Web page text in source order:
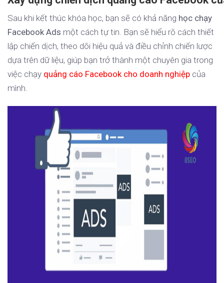
Sau khi kết thúc khóa học, bạn sẽ có khả năng học chạy
Facebook Ads một cách tự tin. Bạn sẽ hiểu rõ cách thiết
lập chiến dịch, theo dõi hiệu quả và điều chỉnh chiến lược
dựa trên dữ liệu, giúp bạn trở thành một chuyên gia trong
việc chạy quảng cáo Facebook cho doanh nghiệp của
mình.